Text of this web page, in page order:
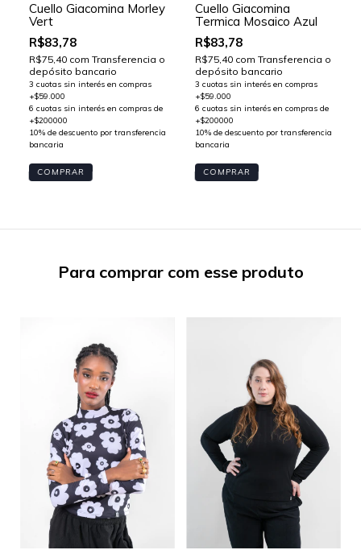
Cuello Giacomina Morley
Vert
R$83,78
R$75,40 com Transferencia o
depósito bancario
Cuello Giacomina
Termica Mosaico Azul
R$83,78
R$75,40 com Transferencia o
depósito bancario
Para comprar com esse produto